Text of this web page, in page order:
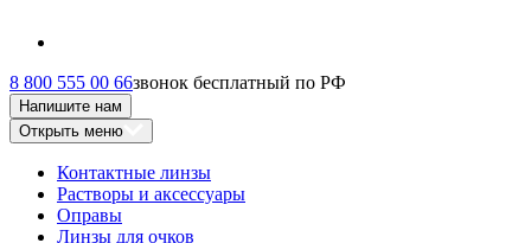
8 800 555 00 66звонок бесплатный по РФ
Напишите нам
Открыть меню
Контактные линзы
Растворы и аксессуары
Оправы
Линзы для очков